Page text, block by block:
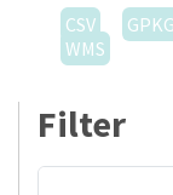
CSV
GPKG
WMS
Filter